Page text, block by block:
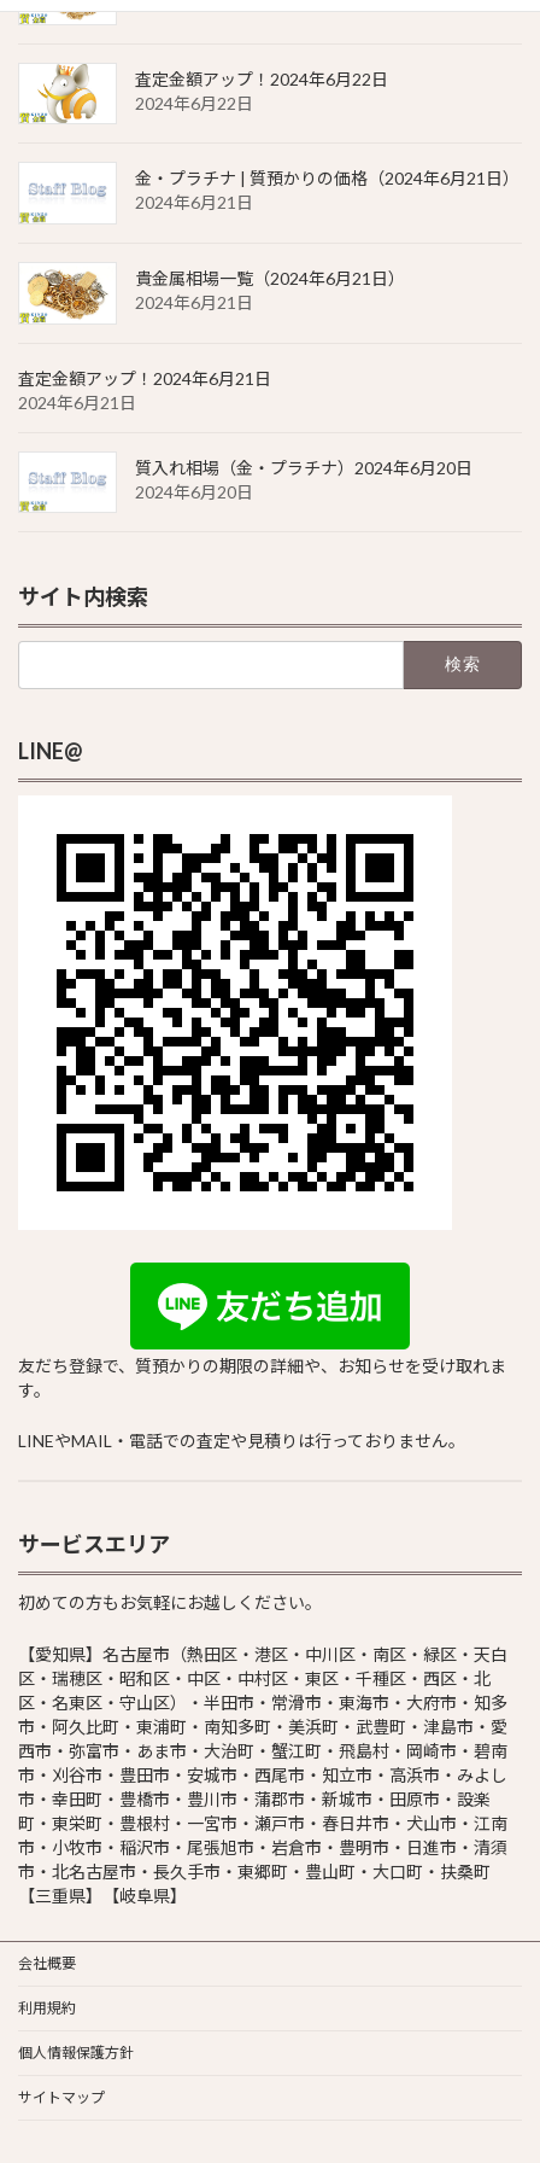
査定金額アップ！2024年6月22日
2024年6月22日
金・プラチナ | 質預かりの価格（2024年6月21日）
2024年6月21日
貴金属相場一覧（2024年6月21日）
2024年6月21日
査定金額アップ！2024年6月21日
2024年6月21日
質入れ相場（金・プラチナ）2024年6月20日
2024年6月20日
サイト内検索
LINE@
友だち登録で、質預かりの期限の詳細や、お知らせを受け取れま
す。
LINEやMAIL・電話での査定や見積りは行っておりません。
サービスエリア
初めての方もお気軽にお越しください。
【愛知県】名古屋市（熱田区・港区・中川区・南区・緑区・天白
区・瑞穂区・昭和区・中区・中村区・東区・千種区・西区・北
区・名東区・守山区）・半田市・常滑市・東海市・大府市・知多
市・阿久比町・東浦町・南知多町・美浜町・武豊町・津島市・愛
西市・弥富市・あま市・大治町・蟹江町・飛島村・岡崎市・碧南
市・刈谷市・豊田市・安城市・西尾市・知立市・高浜市・みよし
市・幸田町・豊橋市・豊川市・蒲郡市・新城市・田原市・設楽
町・東栄町・豊根村・一宮市・瀬戸市・春日井市・犬山市・江南
市・小牧市・稲沢市・尾張旭市・岩倉市・豊明市・日進市・清須
市・北名古屋市・長久手市・東郷町・豊山町・大口町・扶桑町
【三重県】【岐阜県】
会社概要
利用規約
個人情報保護方針
サイトマップ